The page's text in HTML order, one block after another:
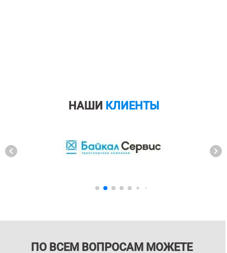
НАШИ КЛИЕНТЫ
ПО ВСЕМ ВОПРОСАМ МОЖЕТЕ